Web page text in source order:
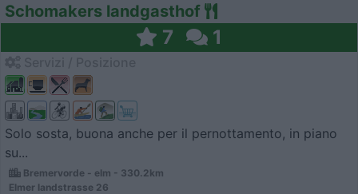
Schomakers landgasthof
7 1
Solo sosta, buona anche per il pernottamento, in piano
su...
Bremervorde - elm - 330.2km
Elmer landstrasse 26